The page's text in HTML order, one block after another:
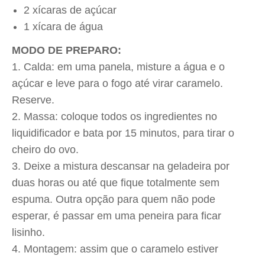
2 xícaras de açúcar
1 xícara de água
MODO DE PREPARO:
Calda: em uma panela, misture a água e o
açúcar e leve para o fogo até virar caramelo.
Reserve.
Massa: coloque todos os ingredientes no
liquidificador e bata por 15 minutos, para tirar o
cheiro do ovo.
Deixe a mistura descansar na geladeira por
duas horas ou até que fique totalmente sem
espuma. Outra opção para quem não pode
esperar, é passar em uma peneira para ficar
lisinho.
Montagem: assim que o caramelo estiver